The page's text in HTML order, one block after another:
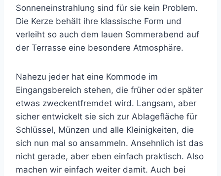
Sonneneinstrahlung sind für sie kein Problem.
Die Kerze behält ihre klassische Form und
verleiht so auch dem lauen Sommerabend auf
der Terrasse eine besondere Atmosphäre.
Nahezu jeder hat eine Kommode im
Eingangsbereich stehen, die früher oder später
etwas zweckentfremdet wird. Langsam, aber
sicher entwickelt sie sich zur Ablagefläche für
Schlüssel, Münzen und alle Kleinigkeiten, die
sich nun mal so ansammeln. Ansehnlich ist das
nicht gerade, aber eben einfach praktisch. Also
machen wir einfach weiter damit. Auch bei